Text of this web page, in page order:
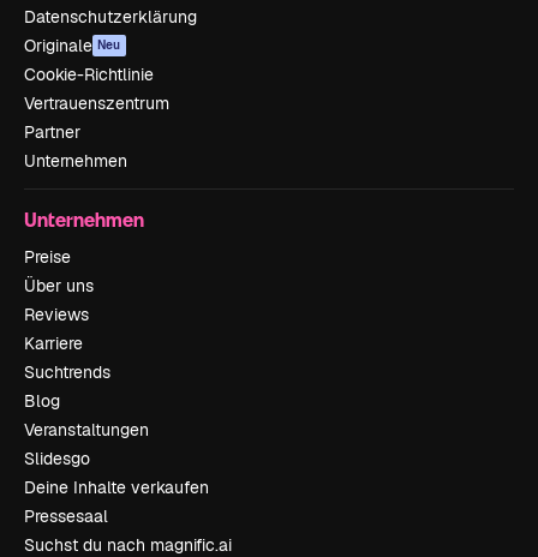
Datenschutzerklärung
Originale Neu
Cookie-Richtlinie
Vertrauenszentrum
Partner
Unternehmen
Unternehmen
Preise
Über uns
Reviews
Karriere
Suchtrends
Blog
Veranstaltungen
Slidesgo
Deine Inhalte verkaufen
Pressesaal
Suchst du nach magnific.ai